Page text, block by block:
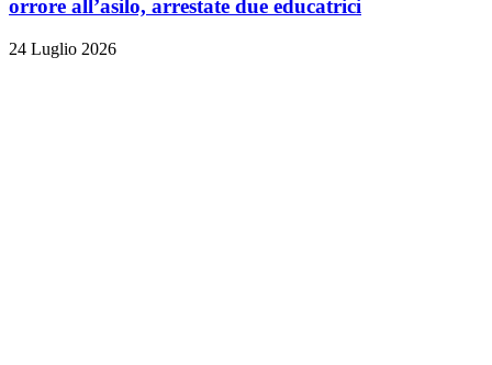
orrore all’asilo, arrestate due educatrici
24 Luglio 2026